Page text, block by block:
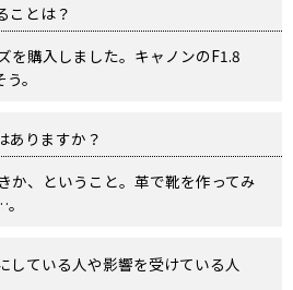
ことは？
を購入しました。キャノンのF1.8
。
ありますか？
か、ということ。革で靴を作ってみ
している人や影響を受けている人